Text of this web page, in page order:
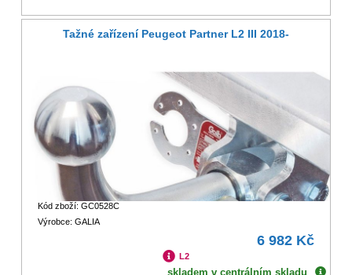
Tažné zařízení Peugeot Partner L2 III 2018-
Kód zboží: GC0528C
Výrobce: GALIA
6 982 Kč
L2
skladem v centrálním skladu